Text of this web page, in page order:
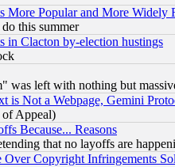
More Popular and More Widely
this summer
in Clacton by-election hustings
was left with nothing but
is Not a Webpage, Gemini
of Appeal)
Because... Reasons
that no layoffs are
Copyright Infringements